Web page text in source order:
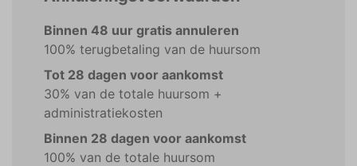
Binnen 48 uur gratis annuleren
100% terugbetaling van de huursom
Tot 28 dagen voor aankomst
30% van de totale huursom +
administratiekosten
Binnen 28 dagen voor aankomst
100% van de totale huursom